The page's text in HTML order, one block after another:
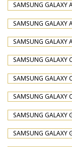
SAMSUNG GALAXY
SAMSUNG GALAXY
SAMSUNG GALAXY
SAMSUNG GALAXY
SAMSUNG GALAXY
SAMSUNG GALAXY
SAMSUNG GALAXY
SAMSUNG GALAXY